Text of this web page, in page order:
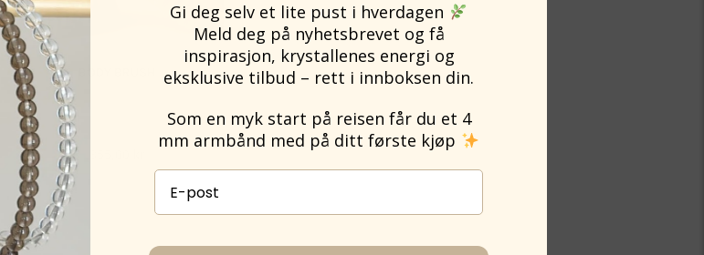
Gi deg selv et lite pust i hverdagen
Meld deg på nyhetsbrevet og få
inspirasjon, krystallenes energi og
eksklusive tilbud – rett i innboksen din.
Som en myk start på reisen får du et 4
mm armbånd med på ditt første kjøp
E-post påmelding